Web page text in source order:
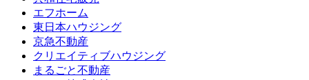
エフホーム
東日本ハウジング
京急不動産
クリエイティブハウジング
まるごと不動産